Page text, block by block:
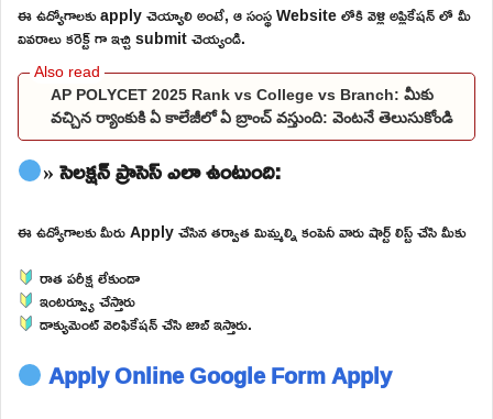
ఈ ఉద్యోగాలకు apply చెయ్యాలి అంటే, ఆ సంస్థ Website లోకి వెళ్లి అప్లికేషన్ లో మీ
వివరాలు కరెక్ట్ గా ఇచ్చి submit చెయ్యండి.
AP POLYCET 2025 Rank vs College vs Branch: మీకు
వచ్చిన ర్యాంకుకి ఏ కాలేజీలో ఏ బ్రాంచ్ వస్తుంది: వెంటనే తెలుసుకోండి
» సెలక్షన్ ప్రాసెస్ ఎలా ఉంటుంది:
ఈ ఉద్యోగాలకు మీరు Apply చేసిన తర్వాత మిమ్మల్ని కంపెనీ వారు షార్ట్ లిస్ట్ చేసి మీకు
రాత పరీక్ష లేకుండా
ఇంటర్వ్యూ చేస్తారు
డాక్యుమెంట్ వెరిఫికేషన్ చేసి జాబ్ ఇస్తారు.
Apply OnlineGoogle Form Apply